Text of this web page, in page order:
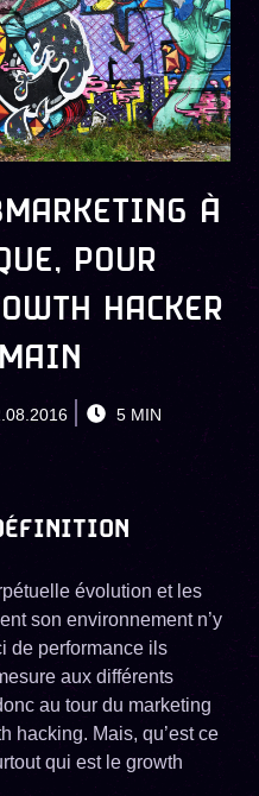
À
POUR
HACKER
5MIN
évolution et les
son environnement n’y
de performance ils
aux différents
au tour du marketing
hacking. Mais, qu’est ce
qui est le growth